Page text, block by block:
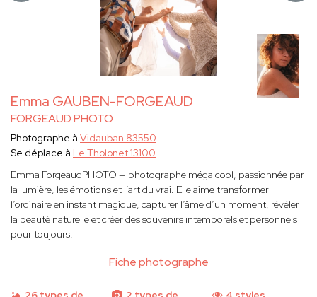
Emma GAUBEN-FORGEAUD
FORGEAUD PHOTO
Fiche photographe
Photographe à Vidauban 83550
Se déplace à Le Tholonet 13100
Emma ForgeaudPHOTO — photographe méga cool, passionnée par
la lumière, les émotions et l’art du vrai. Elle aime transformer
l’ordinaire en instant magique, capturer l’âme d’un moment, révéler
la beauté naturelle et créer des souvenirs intemporels et personnels
pour toujours.